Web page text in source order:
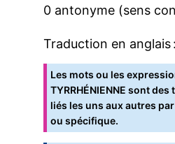
0 antonyme (sens
Traduction en anglais :
Les mots ou les
TYRRHÉNIENNE sont
liés les uns aux autres
ou spécifique.